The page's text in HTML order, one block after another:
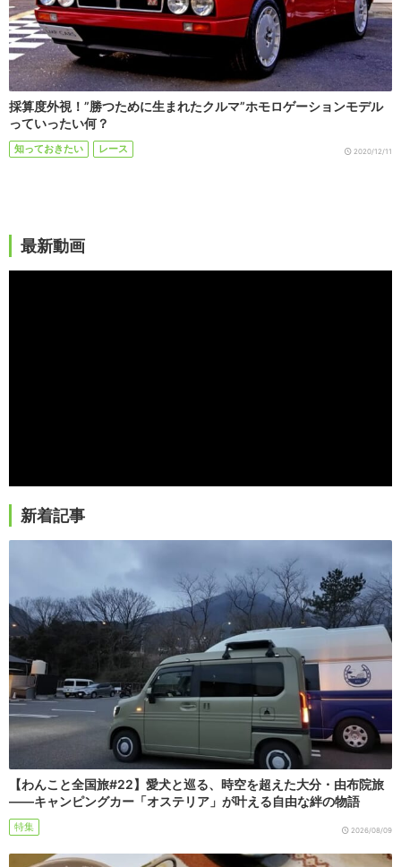
採算度外視！”勝つために生まれたクルマ”ホモロゲーションモデル
っていったい何？
知っておきたい レース 2020/12/11
最新動画
新着記事
【わんこと全国旅#22】愛犬と巡る、時空を超えた大分・由布院旅
――キャンピングカー「オステリア」が叶える自由な絆の物語
特集 2026/08/09